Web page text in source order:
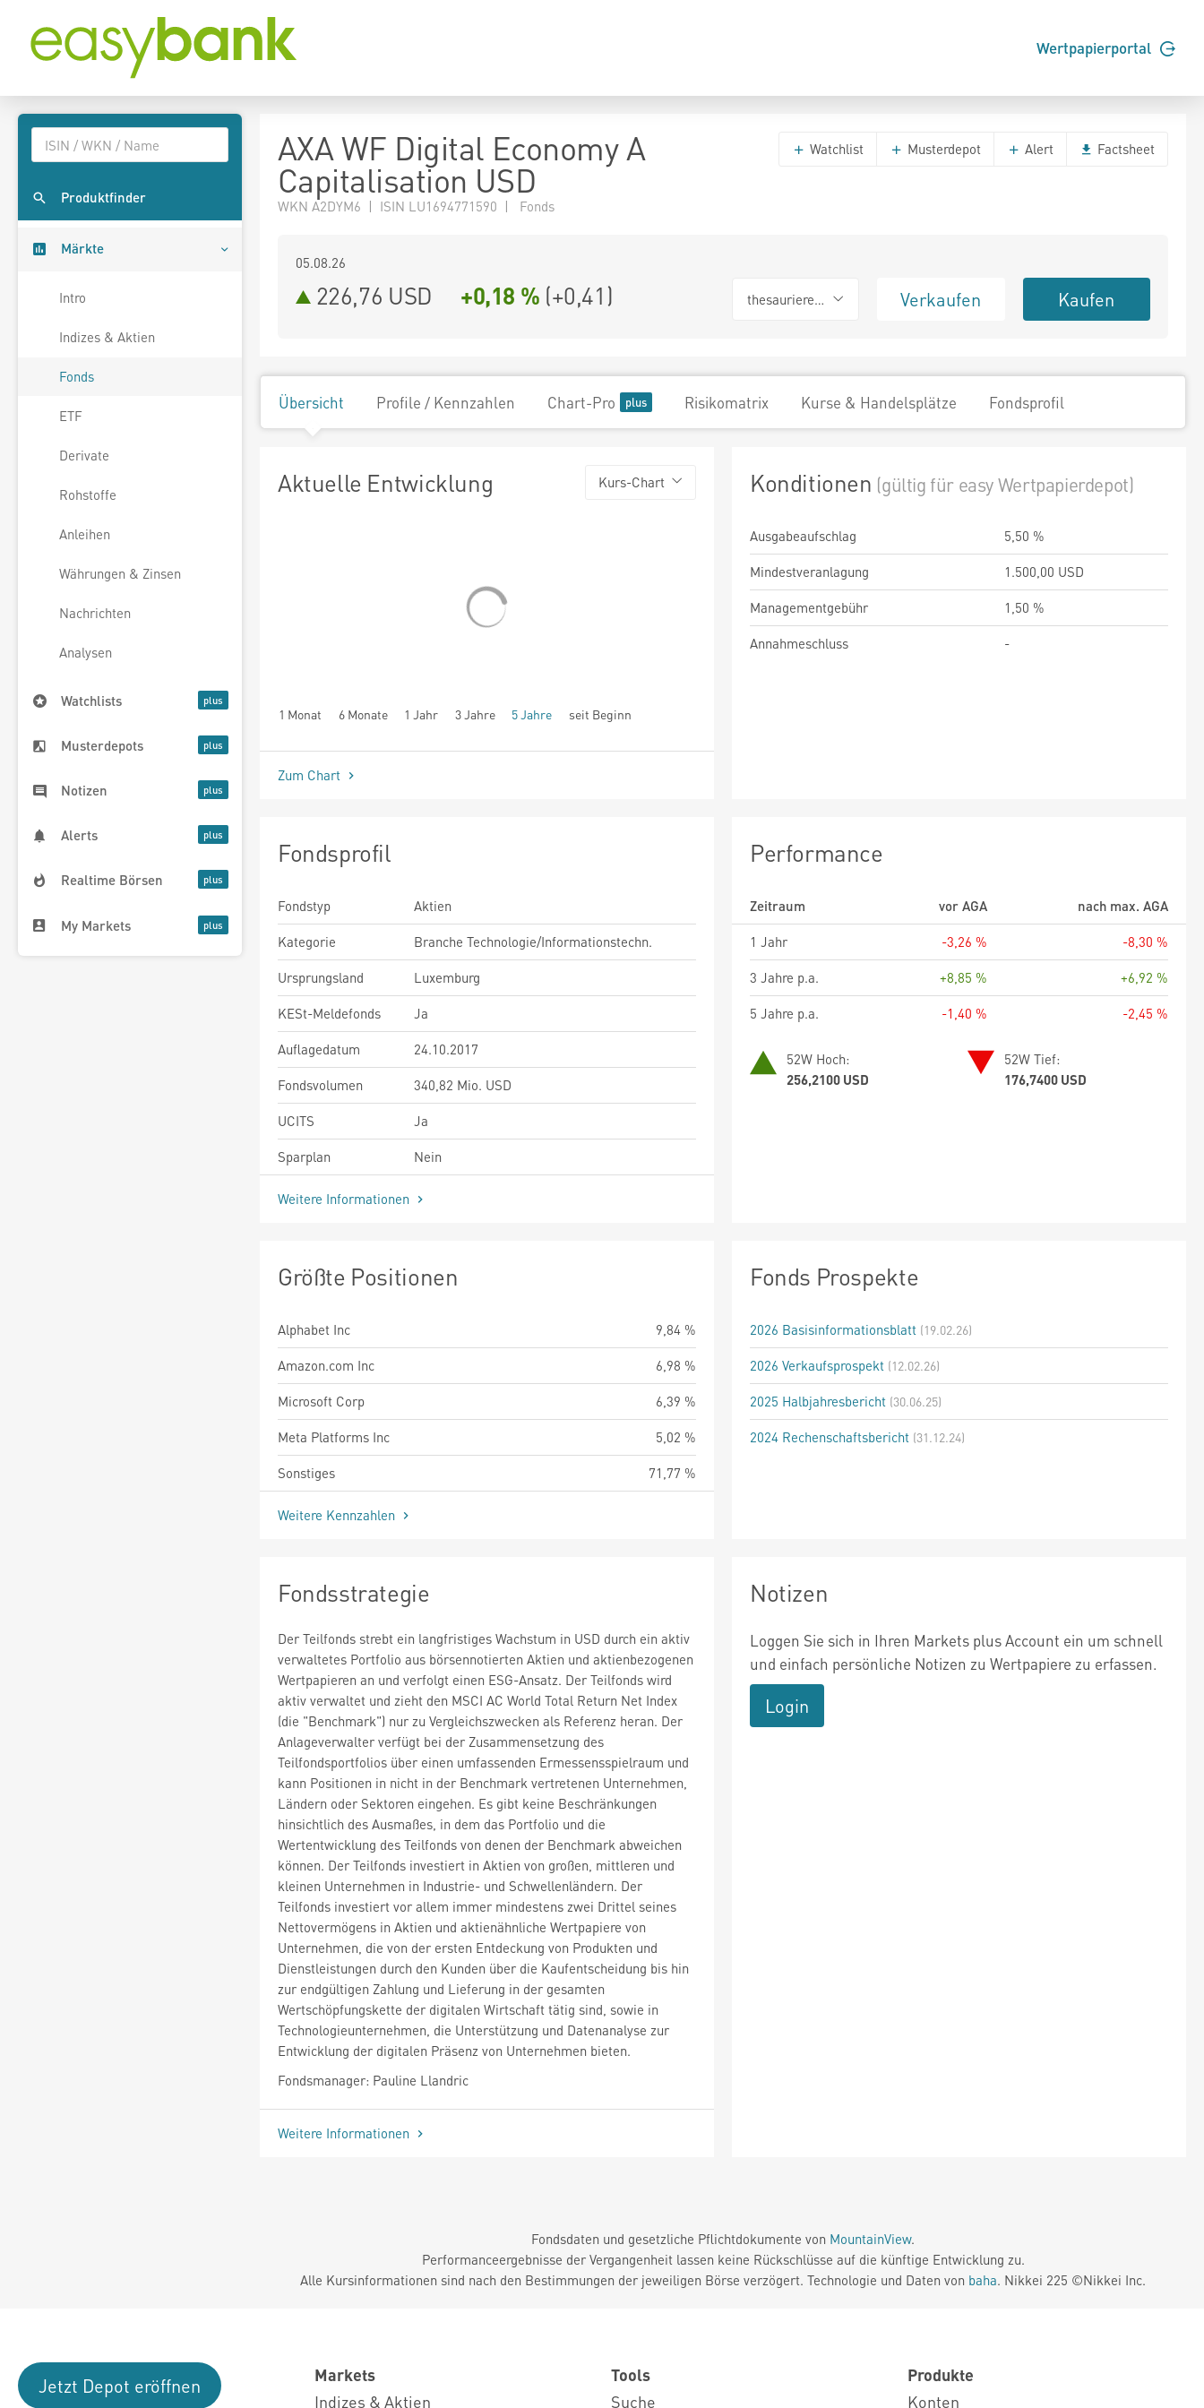
Wertpapierportal
Produktfinder
Märkte
Intro
Indizes & Aktien
Fonds
ETF
Derivate
Rohstoffe
Anleihen
Währungen & Zinsen
Nachrichten
Analysen
Watchlists
Musterdepots
Notizen
Alerts
Realtime Börsen
My Markets
AXA WF Digital Economy A
Capitalisation USD
WKN A2DYM6 | ISIN LU1694771590 | Fonds
Watchlist Musterdepot Alert Factsheet
05.08.26
226,76 USD +0,18 % (+0,41) thesaurierend Verkaufen Kaufen
Übersicht Profile / Kennzahlen Chart-Pro Risikomatrix Kurse & Handelsplätze Fondsprofil
Aktuelle Entwicklung Kurs-Chart
1 Monat 6 Monate 1 Jahr 3 Jahre 5 Jahre seit Beginn
Zum Chart
Konditionen (gültig für easy Wertpapierdepot)
Ausgabeaufschlag
5,50 %
Mindestveranlagung
1.500,00 USD
Managementgebühr
1,50 %
Annahmeschluss
-
Fondsprofil
Fondstyp
Aktien
Kategorie
Branche Technologie/Informationstechn.
Ursprungsland
Luxemburg
KESt-Meldefonds
Ja
Auflagedatum
24.10.2017
Fondsvolumen
340,82 Mio. USD
UCITS
Ja
Sparplan
Nein
Weitere Informationen
Performance
Zeitraum vor AGA
nach max. AGA
1 Jahr
-3,26 %
-8,30 %
3 Jahre p.a.
+8,85 %
+6,92 %
5 Jahre p.a.
-1,40 % -2,45 %
52W Hoch:
256,2100 USD
52W Tief:
176,7400 USD
Größte Positionen
Alphabet Inc
9,84 %
Amazon.com Inc
6,98 %
Microsoft Corp
6,39 %
Meta Platforms Inc
5,02 %
Sonstiges
71,77 %
Weitere Kennzahlen
Fonds Prospekte
2026 Basisinformationsblatt (19.02.26)
2026 Verkaufsprospekt (12.02.26)
2025 Halbjahresbericht (30.06.25)
2024 Rechenschaftsbericht (31.12.24)
Fondsstrategie
Der Teilfonds strebt ein langfristiges Wachstum in USD durch ein aktiv
verwaltetes Portfolio aus börsennotierten Aktien und aktienbezogenen
Wertpapieren an und verfolgt einen ESG-Ansatz. Der Teilfonds wird
aktiv verwaltet und zieht den MSCI AC World Total Return Net Index
(die "Benchmark") nur zu Vergleichszwecken als Referenz heran. Der
Anlageverwalter verfügt bei der Zusammensetzung des
Teilfondsportfolios über einen umfassenden Ermessensspielraum und
kann Positionen in nicht in der Benchmark vertretenen Unternehmen,
Ländern oder Sektoren eingehen. Es gibt keine Beschränkungen
hinsichtlich des Ausmaßes, in dem das Portfolio und die
Wertentwicklung des Teilfonds von denen der Benchmark abweichen
können. Der Teilfonds investiert in Aktien von großen, mittleren und
kleinen Unternehmen in Industrie- und Schwellenländern. Der
Teilfonds investiert vor allem immer mindestens zwei Drittel seines
Nettovermögens in Aktien und aktienähnliche Wertpapiere von
Unternehmen, die von der ersten Entdeckung von Produkten und
Dienstleistungen durch den Kunden über die Kaufentscheidung bis hin
zur endgültigen Zahlung und Lieferung in der gesamten
Wertschöpfungskette der digitalen Wirtschaft tätig sind, sowie in
Technologieunternehmen, die Unterstützung und Datenanalyse zur
Entwicklung der digitalen Präsenz von Unternehmen bieten.
Fondsmanager: Pauline Llandric
Weitere Informationen
Notizen
Loggen Sie sich in Ihren Markets plus Account ein um schnell
und einfach persönliche Notizen zu Wertpapiere zu erfassen.
Login
Fondsdaten und gesetzliche Pflichtdokumente von MountainView.
Performanceergebnisse der Vergangenheit lassen keine Rückschlüsse auf die künftige Entwicklung zu.
Alle Kursinformationen sind nach den Bestimmungen der jeweiligen Börse verzögert. Technologie und Daten von baha. Nikkei 225 ©Nikkei Inc.
Jetzt Depot eröffnen
Markets
Indizes & Aktien
Tools
Suche
Produkte
Konten